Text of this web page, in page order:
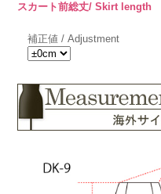
スカート前総丈/ Skirt length
補正値 / Adjustment